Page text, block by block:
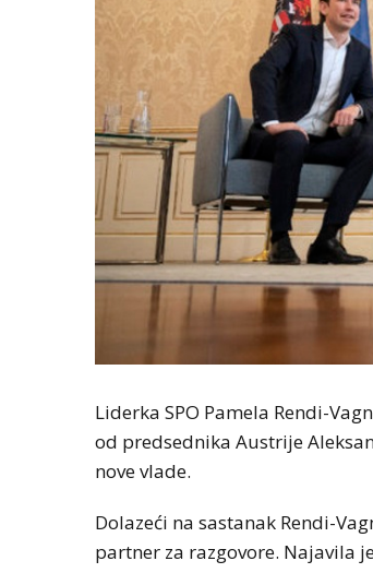
Liderka SPO Pamela Rendi-
od predsednika Austrije
nove vlade.
Dolazeći na sastanak Rendi-
partner za razgovore. Najavila